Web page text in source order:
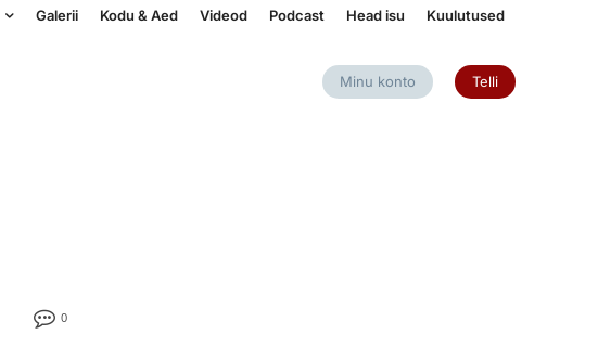
Galerii Kodu & Aed Videod Podcast Head isu Kuulutused
Minu konto Telli
0